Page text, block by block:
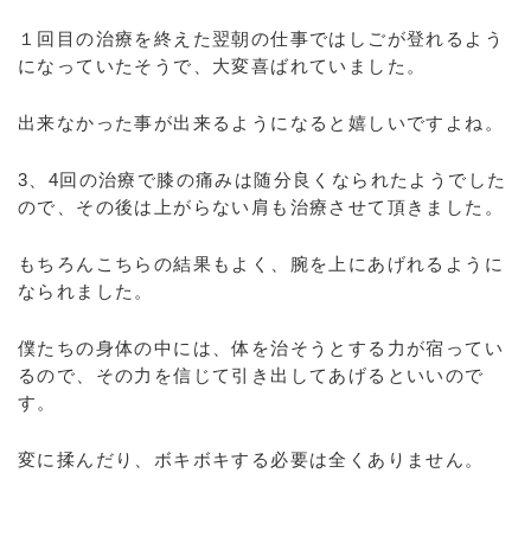
１回目の治療を終えた翌朝の仕事ではしごが登れるよう
になっていたそうで、大変喜ばれていました。
出来なかった事が出来るようになると嬉しいですよね。
3、4回の治療で膝の痛みは随分良くなられたようでした
ので、その後は上がらない肩も治療させて頂きました。
もちろんこちらの結果もよく、腕を上にあげれるように
なられました。
僕たちの身体の中には、体を治そうとする力が宿ってい
るので、その力を信じて引き出してあげるといいので
す。
変に揉んだり、ボキボキする必要は全くありません。